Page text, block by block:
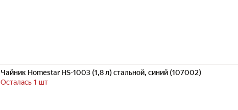
Чайник Homestar HS-1003 (1,8 л) стальной, синий (107002)
Осталась 1 шт